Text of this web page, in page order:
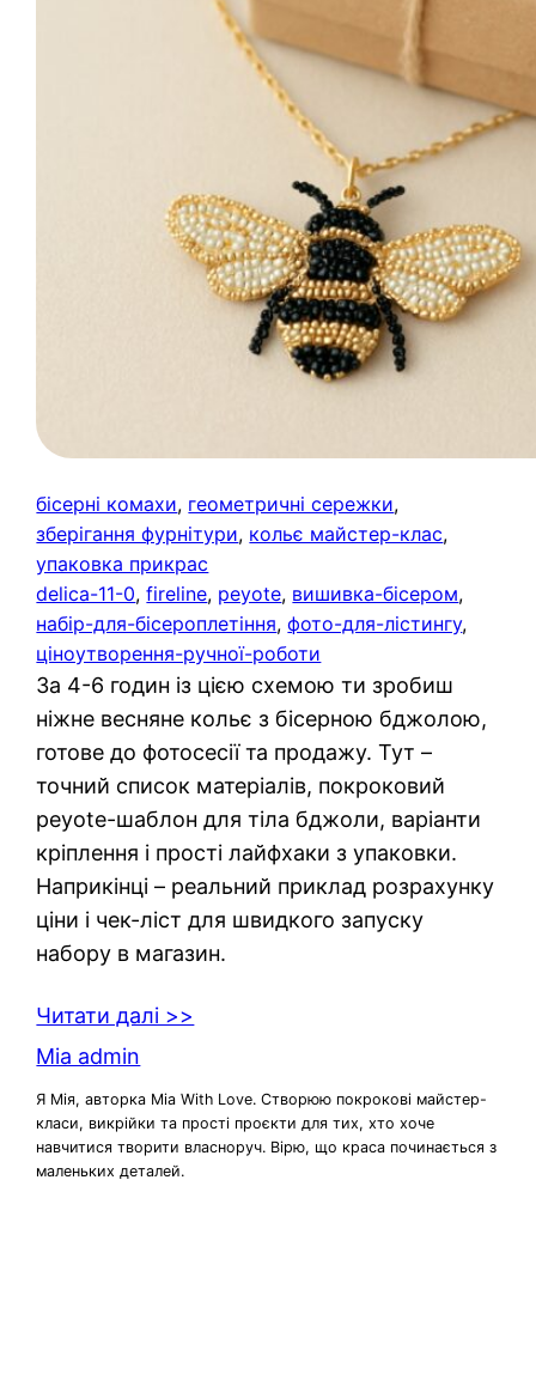
бісерні комахи, геометричні сережки
зберігання фурнітури, кольє майстер-клас
упаковка прикрас
delica-11-0, fireline, peyote, вишивка-бісером
набір-для-бісероплетіння, фото-для-лістингу
ціноутворення-ручної-роботи
За 4-6 годин із цією схемою ти зробиш
ніжне весняне кольє з бісерною бджолою,
готове до фотосесії та продажу. Тут –
точний список матеріалів, покроковий
peyote-шаблон для тіла бджоли, варіанти
кріплення і прості лайфхаки з упаковки.
Наприкінці – реальний приклад розрахунку
ціни і чек-ліст для швидкого запуску
набору в магазин.
Читати далі >>
Mia admin
Я Мія, авторка Mia With Love. Створюю покрокові майстер-
класи, викрійки та прості проєкти для тих, хто хоче
навчитися творити власноруч. Вірю, що краса починається з
маленьких деталей.